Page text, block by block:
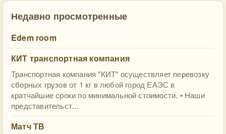
Недавно просмотренные
Edem room
КИТ транспортная компания
Транспортная компания "КИТ" осуществляет перевозку
сборных грузов от 1 кг в любой город ЕАЭС в
кратчайшие сроки по минимальной стоимости. • Наши
представительст...
Матч ТВ